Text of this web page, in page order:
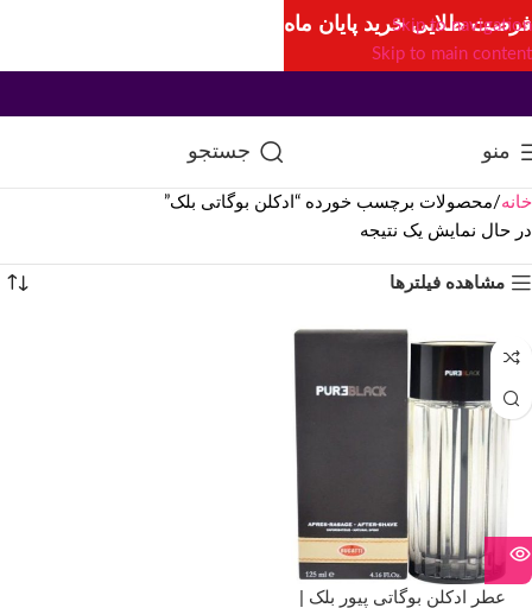
Skip to navigation
Skip to main content
منو جستجو
خانه محصولات برچسب خورده “ادکلن بوگاتی بلک”
در حال نمایش یک نتیجه
مشاهده فیلترها
عطر ادکلن بوگاتی پیور بلک |
فرصت طلایی خرید پایان ماه